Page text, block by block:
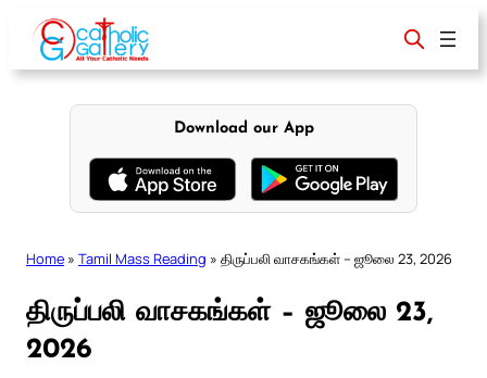
content
Download our App
Home » Tamil Mass Reading » திருப்பலி வாசகங்கள் – ஜூலை 23, 2026
திருப்பலி வாசகங்கள் – ஜூலை 23,
2026